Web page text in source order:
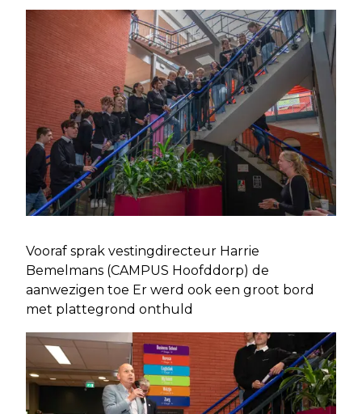
Vooraf sprak vestingdirecteur Harrie
Bemelmans (CAMPUS Hoofddorp) de
aanwezigen toe Er werd ook een groot bord
met plattegrond onthuld